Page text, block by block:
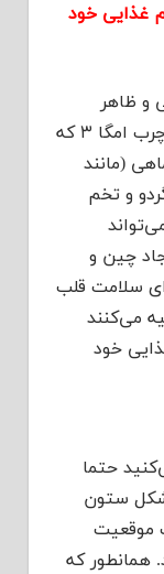
غذایی خود
و ظاهر
زیبای شما ضروری هستند. اسیدهای چرب امگا ۳ که
(مانند
و تخم
چین و
سلامت قلب
می‌کنند
خود
حتما
شکل ستون
موقعیت
همانطور که